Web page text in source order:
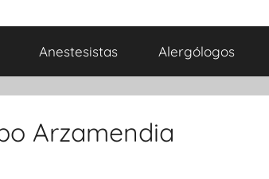
Anestesistas Alergólogos
Arzamendia